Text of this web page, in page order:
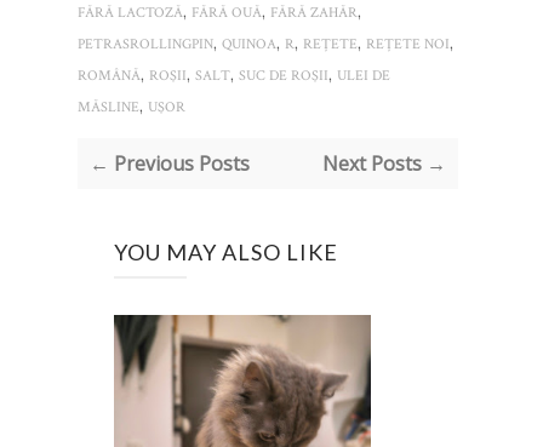
FĂRĂ LACTOZĂ, FĂRĂ OUĂ, FĂRĂ ZAHĂR,
PETRASROLLINGPIN, QUINOA, R, REȚETE, REȚETE NOI,
ROMÂNĂ, ROŞII, SALT, SUC DE ROŞII, ULEI DE
MĂSLINE, UŞOR
← Previous Posts Next Posts →
YOU MAY ALSO LIKE